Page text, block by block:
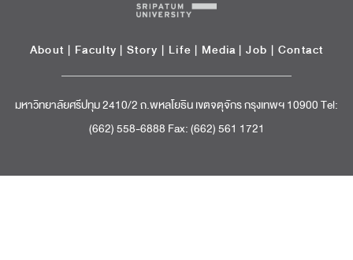
About | Faculty | Story | Life | Media |Job | Contact
มหาวิทยาลัยศรีปทุม 2410/2 ถ.พหลโยธิน เขตจตุจักร กรุงเทพฯ 10900 Tel:
(662) 558-6888 Fax: (662) 561 1721